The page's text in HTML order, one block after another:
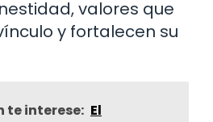
valores que
y fortalecen su
te interese: El